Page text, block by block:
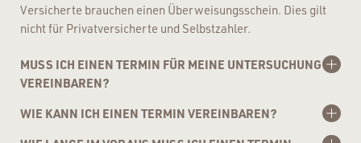
Versicherte brauchen einen Überweisungsschein. Dies gilt
nicht für Privatversicherte und Selbstzahler.
MUSS ICH EINEN TERMIN FÜR MEINE UNTERSUCHUNG
VEREINBAREN?
Terminvergabe durch.
WIE KANN ICH EINEN TERMIN VEREINBAREN?